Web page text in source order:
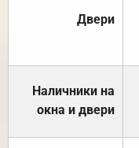
Двери
Наличники на
окна и двери